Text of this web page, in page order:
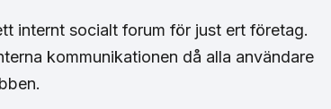
internt socialt forum för just ert företag.
kommunikationen då alla användare